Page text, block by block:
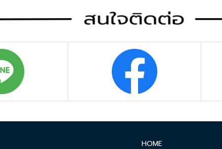
HOME